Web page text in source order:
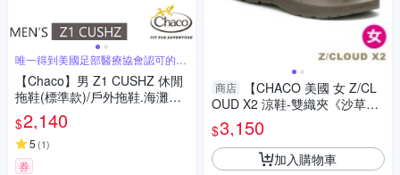
唯一得到美國足部醫療協會認可的運
動涼鞋
【Chaco】男 Z1 CUSHZ 休閒
拖鞋(標準款)/戶外拖鞋.海灘鞋_
CH-USM01-HL78 滄海泥潤
$2,140
5 (1)
券
商店
【CHACO 美國 女 Z/CL
OUD X2 涼鞋-雙織夾《沙草古
卷》】CH-ZLW04HK23/越野/
健行/攀岩/溯溪/泛舟
$3,150
加入購物車